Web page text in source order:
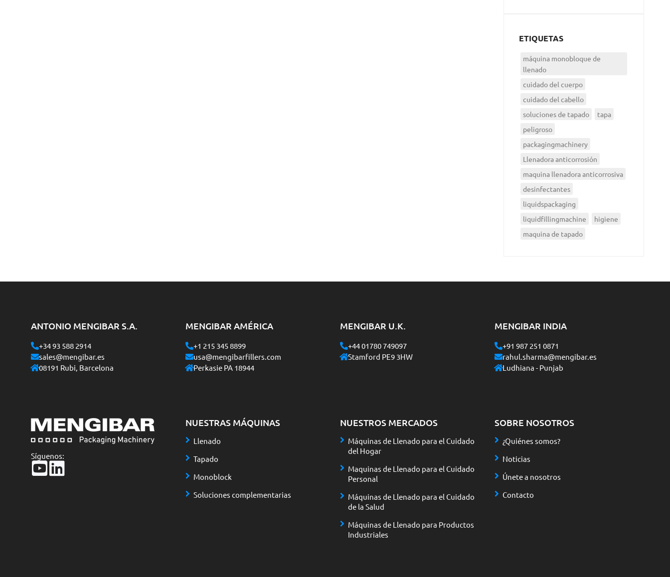
ETIQUETAS
máquina monobloque de
llenado
cuidado del cuerpo
cuidado del cabello
soluciones de tapado
tapa
peligroso
packagingmachinery
Llenadora anticorrosión
maquina llenadora anticorrosiva
desinfectantes
liquidspackaging
liquidfillingmachine
higiene
maquina de tapado
ANTONIO MENGIBAR S.A.
+34 93 588 2914
sales@mengibar.es
08191 Rubi, Barcelona
MENGIBAR AMÉRICA
+1 215 345 8899
usa@mengibarfillers.com
Perkasie PA 18944
MENGIBAR U.K.
+44 01780 749097
Stamford PE9 3HW
MENGIBAR INDIA
+91 987 251 0871
rahul.sharma@mengibar.es
Ludhiana - Punjab
Síguenos:
NUESTRAS MÁQUINAS
Llenado
Tapado
Monoblock
Soluciones complementarias
NUESTROS MERCADOS
Máquinas de Llenado para el Cuidado
del Hogar
Maquinas de Llenado para el Cuidado
Personal
Máquinas de Llenado para el Cuidado
de la Salud
Máquinas de Llenado para Productos
Industriales
SOBRE NOSOTROS
¿Quiénes somos?
Noticias
Únete a nosotros
Contacto